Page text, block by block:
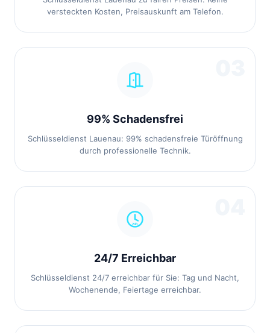
versteckten Kosten, Preisauskunft am Telefon.
99% Schadensfrei
Schlüsseldienst Lauenau: 99% schadensfreie Türöffnung
durch professionelle Technik.
24/7 Erreichbar
Schlüsseldienst 24/7 erreichbar für Sie: Tag und Nacht,
Wochenende, Feiertage erreichbar.